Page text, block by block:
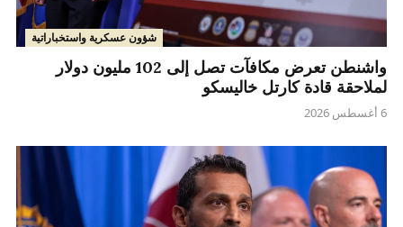
شؤون عسكرية واستخباراتية
واشنطن تعرض مكافآت تصل إلى 102 مليون دولار
لملاحقة قادة كارتل خاليسكو
6 أغسطس 2026